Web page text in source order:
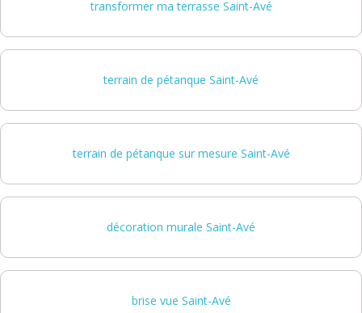
transformer ma terrasse Saint-Avé
terrain de pétanque Saint-Avé
terrain de pétanque sur mesure Saint-Avé
décoration murale Saint-Avé
brise vue Saint-Avé